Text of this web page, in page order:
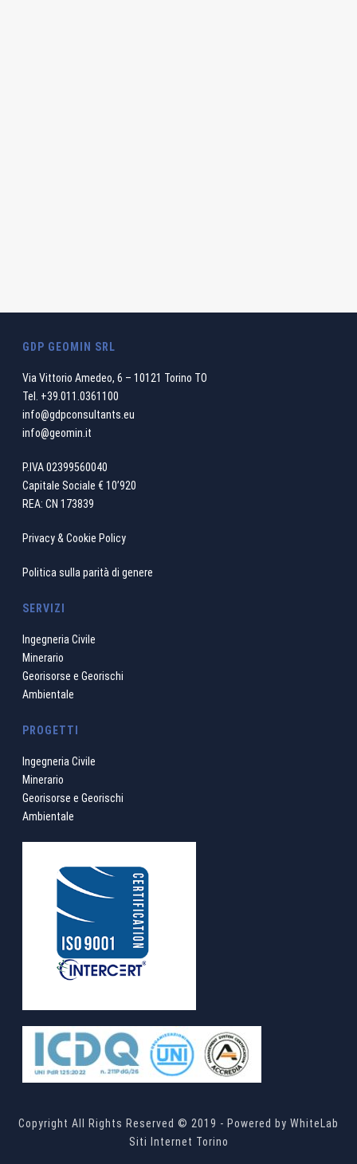
GDP GEOMIN SRL
Via Vittorio Amedeo, 6 – 10121 Torino TO
Tel. +39.011.0361100
info@gdpconsultants.eu
info@geomin.it
P.IVA 02399560040
Capitale Sociale € 10’920
REA: CN 173839
Privacy & Cookie Policy
Politica sulla parità di genere
SERVIZI
Ingegneria Civile
Minerario
Georisorse e Georischi
Ambientale
PROGETTI
Ingegneria Civile
Minerario
Georisorse e Georischi
Ambientale
Copyright All Rights Reserved © 2019 - Powered by WhiteLab
Siti Internet Torino